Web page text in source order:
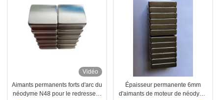
Vidéo
Aimants permanents forts d'arc du
néodyme N48 pour le redresseur
Épaisseur permanente 6mm
d'aimants de moteur de néodyme